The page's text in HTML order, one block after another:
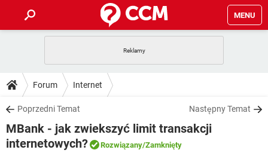
MENU
GRY
SPOTIFY
INSTAGRAM FACEBOOK
WINDOWS 10
PORADY
PlayStation
SPOTIFY
DO POBRANIA
ANDROID TIKTOK
GRY WHATSAPP
FORUM
Forum Internet
Poprzedni Temat Następny Temat
MBank - jak zwiekszyć limit transakcji
internetowych?
Rozwiązany/Zamknięty